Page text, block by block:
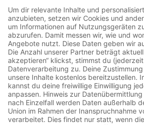
Hallo liebe Hörer oder, lasst uns
aussprechen: Hallo Freunde! Welch
diesem Podcast von Julius Eid und
werden die beiden auch nicht müde
letzten Ausgabe des Jahres zu
für das neue Jahr lässt Julius Eid
einfach nicht den Mund halten kann
gestern ein wenig zu lange am Tresen
dreht sich natürlich alles um die neue
Erling Braut Haaland hat
eure Fragen zum norwegischen
bis ganz bald, Julius&Christoph